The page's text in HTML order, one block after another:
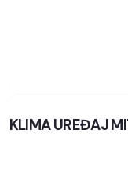
KLIMA UREĐAJ